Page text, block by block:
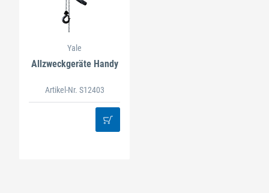
Yale
Allzweckgeräte Handy
Artikel-Nr. S12403